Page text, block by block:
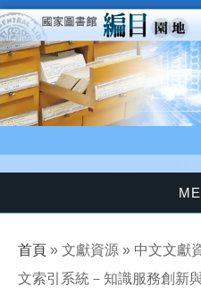
移至主內容
您在這裡
首頁 » 文獻資源 » 中文文獻
文索引系統－知識服務創新